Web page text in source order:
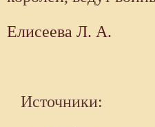
Елисеева Л. А.
Источники: